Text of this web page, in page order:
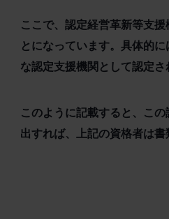
ここで、認定経営革新等支
とになっています。具体的
な認定支援機関として認定さ
このように記載すると、こ
出すれば、上記の資格者は